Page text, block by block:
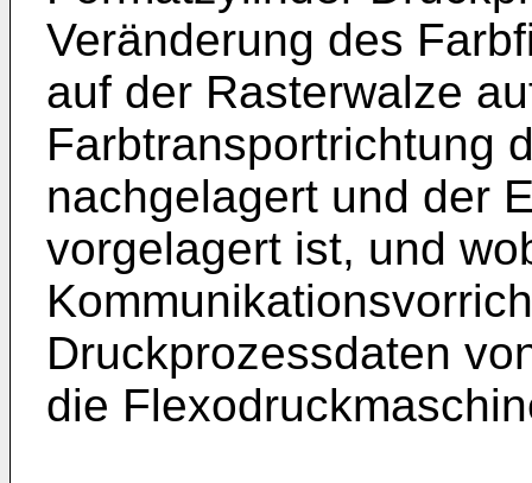
Veränderung des
auf der Rasterwalze
Farbtransportrichtung
nachgelagert und der
vorgelagert ist, und
Druckprozessdaten
die